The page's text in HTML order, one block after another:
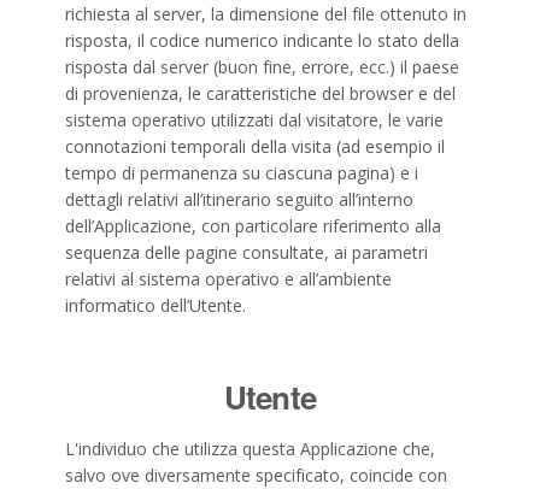
richiesta al server, la dimensione del file ottenuto in
risposta, il codice numerico indicante lo stato della
risposta dal server (buon fine, errore, ecc.) il paese
di provenienza, le caratteristiche del browser e del
sistema operativo utilizzati dal visitatore, le varie
connotazioni temporali della visita (ad esempio il
tempo di permanenza su ciascuna pagina) e i
dettagli relativi all’itinerario seguito all’interno
dell’Applicazione, con particolare riferimento alla
sequenza delle pagine consultate, ai parametri
relativi al sistema operativo e all’ambiente
informatico dell’Utente.
Utente
L'individuo che utilizza questa Applicazione che,
salvo ove diversamente specificato, coincide con